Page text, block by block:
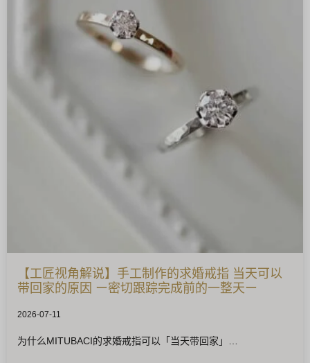
【工匠视角解说】手工制作的求婚戒指 当天可以
带回家的原因 ー密切跟踪完成前的一整天ー
2026-07-11
为什么MITUBACI的求婚戒指可以「当天带回家」